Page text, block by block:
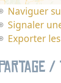
Naviguer
Signaler
Exporter
Partage /